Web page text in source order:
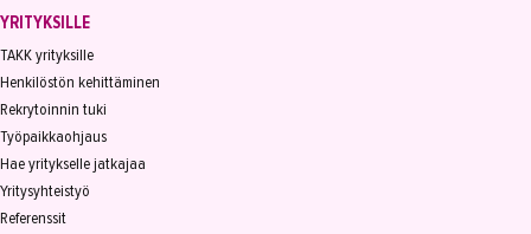
YRITYKSILLE
TAKK yrityksille
Henkilöstön kehittäminen
Rekrytoinnin tuki
Työpaikkaohjaus
Hae yritykselle jatkajaa
Yritysyhteistyö
Referenssit